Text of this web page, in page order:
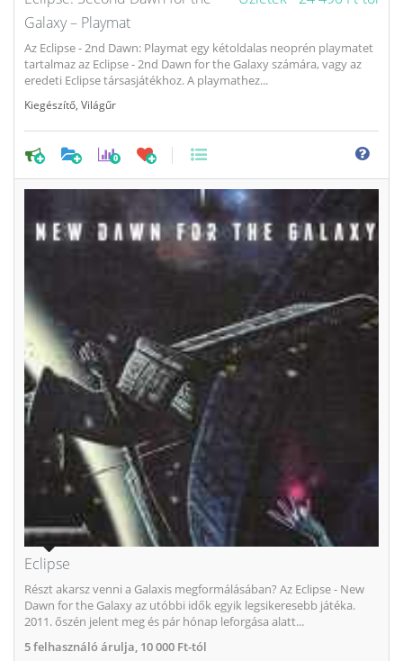
Galaxy – Playmat
Az Eclipse - 2nd Dawn: Playmat egy kétoldalas neoprén playmatet
tartalmaz az Eclipse - 2nd Dawn for the Galaxy számára, vagy az
eredeti Eclipse társasjátékhoz. A playmathez...
Kiegészítő Világűr
0
Eclipse
Részt akarsz venni a Galaxis megformálásában? Az Eclipse - New
Dawn for the Galaxy az utóbbi idők egyik legsikeresebb játéka.
2011. őszén jelent meg és pár hónap leforgása alatt...
5felhasználó árulja, 10 000 Ft-tól